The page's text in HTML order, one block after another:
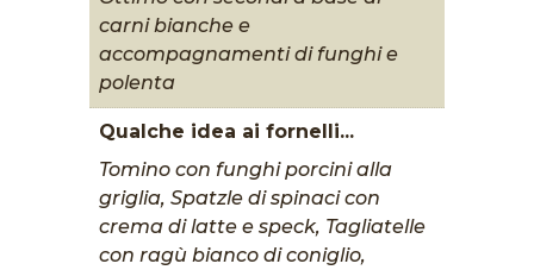
carni bianche e
accompagnamenti di funghi e
polenta
Qualche idea ai fornelli...
Tomino con funghi porcini alla
griglia, Spatzle di spinaci con
crema di latte e speck, Tagliatelle
con ragù bianco di coniglio,